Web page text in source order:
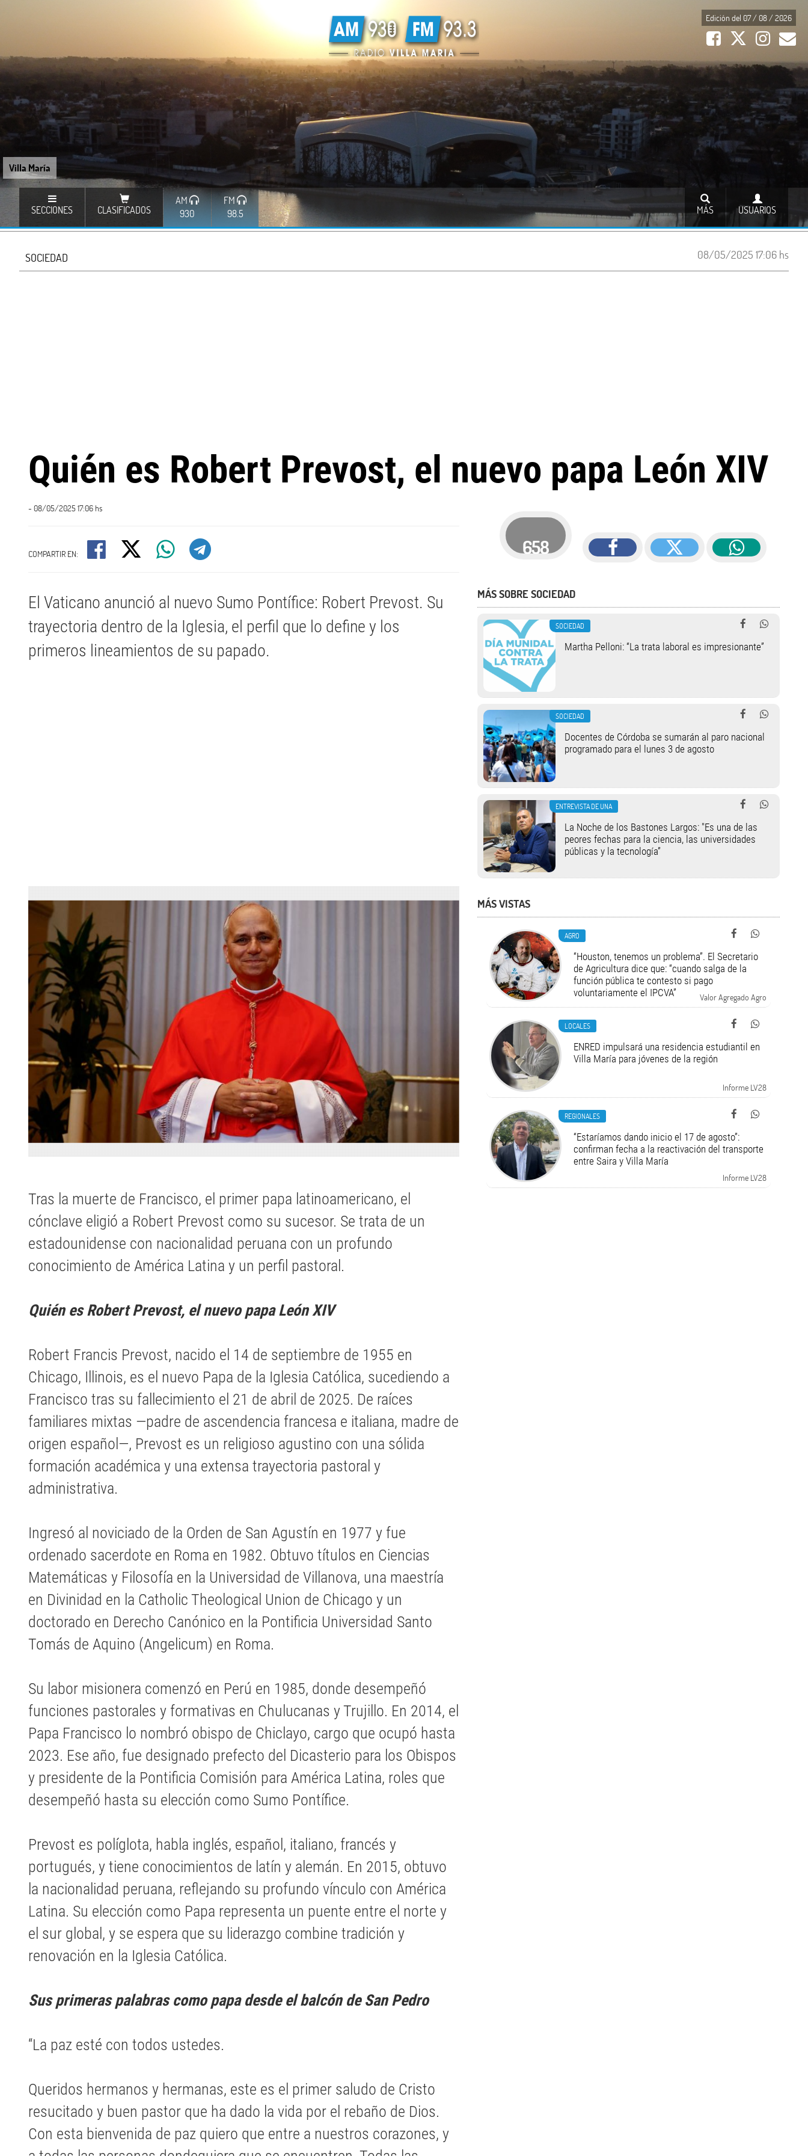
Villa María
Edición del 07 / 08 / 2026
SECCIONES CLASIFICADOS
AM
930
FM
98.5
USUARIOS
MÁS
08/05/2025 17:06 hs
SOCIEDAD
Quién es Robert Prevost, el nuevo papa León XIV
- 08/05/2025 17:06 hs
COMPARTIR EN:
El Vaticano anunció al nuevo Sumo Pontífice: Robert Prevost. Su
trayectoria dentro de la Iglesia, el perfil que lo define y los
primeros lineamientos de su papado.
Tras la muerte de Francisco, el primer papa latinoamericano, el
cónclave eligió a Robert Prevost como su sucesor. Se trata de un
estadounidense con nacionalidad peruana con un profundo
conocimiento de América Latina y un perfil pastoral.
Quién es Robert Prevost, el nuevo papa León XIV
Robert Francis Prevost, nacido el 14 de septiembre de 1955 en
Chicago, Illinois, es el nuevo Papa de la Iglesia Católica, sucediendo a
Francisco tras su fallecimiento el 21 de abril de 2025. De raíces
familiares mixtas —padre de ascendencia francesa e italiana, madre de
origen español—, Prevost es un religioso agustino con una sólida
formación académica y una extensa trayectoria pastoral y
administrativa.
Ingresó al noviciado de la Orden de San Agustín en 1977 y fue
ordenado sacerdote en Roma en 1982. Obtuvo títulos en Ciencias
Matemáticas y Filosofía en la Universidad de Villanova, una maestría
en Divinidad en la Catholic Theological Union de Chicago y un
doctorado en Derecho Canónico en la Pontificia Universidad Santo
Tomás de Aquino (Angelicum) en Roma.
Su labor misionera comenzó en Perú en 1985, donde desempeñó
funciones pastorales y formativas en Chulucanas y Trujillo. En 2014, el
Papa Francisco lo nombró obispo de Chiclayo, cargo que ocupó hasta
2023. Ese año, fue designado prefecto del Dicasterio para los Obispos
y presidente de la Pontificia Comisión para América Latina, roles que
desempeñó hasta su elección como Sumo Pontífice.
Prevost es políglota, habla inglés, español, italiano, francés y
portugués, y tiene conocimientos de latín y alemán. En 2015, obtuvo
la nacionalidad peruana, reflejando su profundo vínculo con América
Latina. Su elección como Papa representa un puente entre el norte y
el sur global, y se espera que su liderazgo combine tradición y
renovación en la Iglesia Católica.
Sus primeras palabras como papa desde el balcón de San Pedro
“La paz esté con todos ustedes.
Queridos hermanos y hermanas, este es el primer saludo de Cristo
resucitado y buen pastor que ha dado la vida por el rebaño de Dios.
Con esta bienvenida de paz quiero que entre a nuestros corazones, y
658
MÁS SOBRE SOCIEDAD
SOCIEDAD
Martha Pelloni: “La trata laboral es impresionante”
SOCIEDAD
Docentes de Córdoba se sumarán al paro nacional
programado para el lunes 3 de agosto
ENTREVISTA DE UNA
La Noche de los Bastones Largos: "Es una de las
peores fechas para la ciencia, las universidades
públicas y la tecnología”
MÁS VISTAS
AGRO
“Houston, tenemos un problema”. El Secretario
de Agricultura dice que: “cuando salga de la
función pública te contesto si pago
voluntariamente el IPCVA”
Valor Agregado Agro
LOCALES
ENRED impulsará una residencia estudiantil en
Villa María para jóvenes de la región
Informe LV28
REGIONALES
“Estaríamos dando inicio el 17 de agosto”:
confirman fecha a la reactivación del transporte
entre Saira y Villa María
Informe LV28